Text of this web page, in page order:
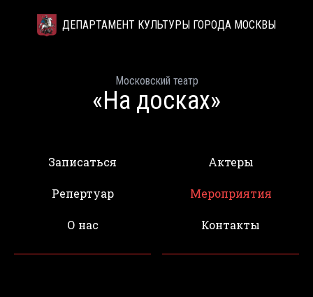
ДЕПАРТАМЕНТ КУЛЬТУРЫ ГОРОДА МОСКВЫ
Записаться
Репертуар
О нас
Московский театр
«На досках»
Актеры
Мероприятия
Контакты